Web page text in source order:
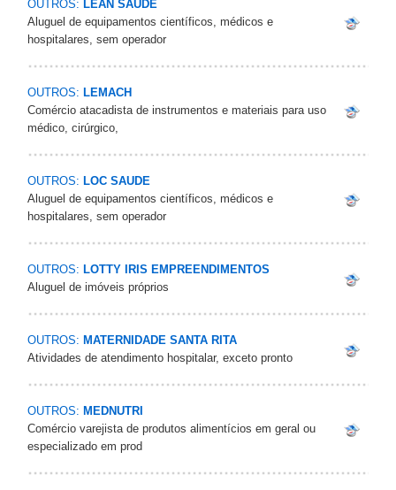
OUTROS: LEAN SAUDE
Aluguel de equipamentos científicos, médicos e
hospitalares, sem operador
OUTROS: LEMACH
Comércio atacadista de instrumentos e materiais para uso
médico, cirúrgico,
OUTROS: LOC SAUDE
Aluguel de equipamentos científicos, médicos e
hospitalares, sem operador
OUTROS: LOTTY IRIS EMPREENDIMENTOS
Aluguel de imóveis próprios
OUTROS: MATERNIDADE SANTA RITA
Atividades de atendimento hospitalar, exceto pronto
OUTROS: MEDNUTRI
Comércio varejista de produtos alimentícios em geral ou
especializado em prod